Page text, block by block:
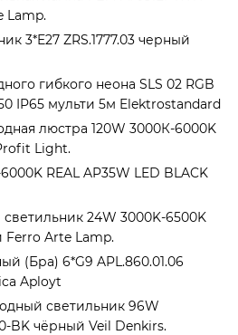
Lamp.
3*E27 ZRS.1777.03 черный
гибкого неона SLS 02 RGB
IP65 мульти 5м Elektrostandard
люстра 120W 3000К-6000K
Light.
REAL AP35W LED BLACK
24W 3000K-6500K
Ferro Arte Lamp.
(Бра) 6*G9 APL.860.01.06
Aployt
светильник 96W
BK чёрный Veil Denkirs.